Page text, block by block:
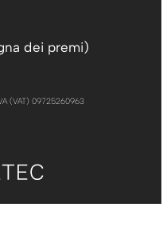
dei premi)
(VAT) 09725260963